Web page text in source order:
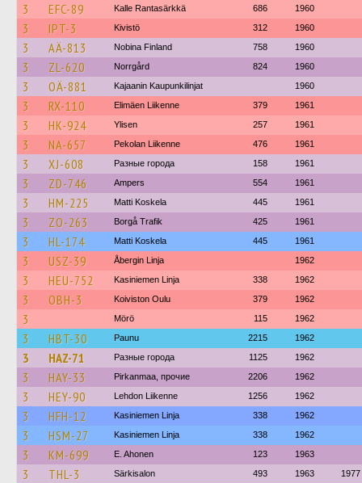
3 EFC-89 Kalle Rantasärkkä 686 1960
3 IPT-3 Kivistö 312 1960
3 AÄ-813 Nobina Finland 758 1960
3 ZL-620 Norrgård 824 1960
3 OÄ-881 Kajaanin Kaupunkilinjat 1960
3 RX-110 Elimäen Liikenne 379 1961
3 HK-924 Ylisen 257 1961
3 NA-657 Pekolan Liikenne 476 1961
3 XJ-608 Разные города 158 1961
3 ZD-746 Ampers 554 1961
3 HM-225 Matti Koskela 445 1961
3 ZO-263 Borgå Trafik 425 1961
3 HL-174 Matti Koskela 445 1961
3 USZ-39 Åbergin Linja 1962
3 HEU-752 Kasiniemen Linja 338 1962
3 OBH-3 Koiviston Oulu 379 1962
3 Mörö 115 1962
3 HBT-30 Paunu 2215 1962
3 HAZ-71 Разные города 1125 1962
3 HAY-33 Pirkanmaa, прочие 2206 1962
3 HEY-90 Lehdon Liikenne 1256 1962
3 HFH-12 Kasiniemen Linja 338 1962
3 HSM-27 Kasiniemen Linja 338 1962
3 KM-699 E. Ahonen 123 1963
3 THL-3 Särkisalon 493 1963 1977